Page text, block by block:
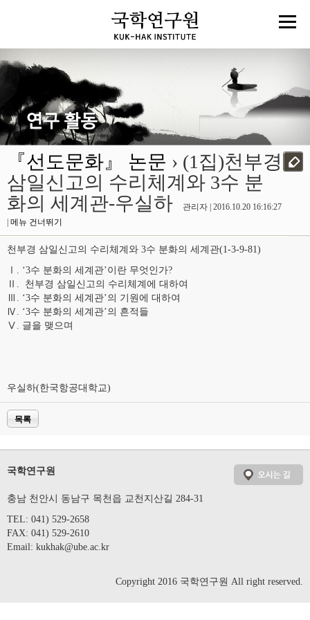
『선도문화』 논문 › (1집)천부경
삼일신고의 수리체계와 3수 분
화의 세계관-우실하
관리자 | 2016.10.20 16:16:27
메뉴 건너뛰기
천부경 삼일신고의 수리체계와 3수 분화의 세계관(1-3-9-81)
Ⅰ. ‘3수 분화의 세계관’이란 무엇인가?
Ⅱ. 천부경 삼일신고의 수리체계에 대하여
Ⅲ. ‘3수 분화의 세계관’의 기원에 대하여
Ⅳ. ‘3수 분화의 세계관’의 흔적들
Ⅴ. 글을 맺으며
우실하(한국항공대학교)
목록
국학연구원
충남 천안시 동남구 목천읍 교천지산길 284-31
TEL: 041) 529-2658
FAX: 041) 529-2610
Email: kukhak@ube.ac.kr
Copyright 2016 국학연구원 All right reserved.